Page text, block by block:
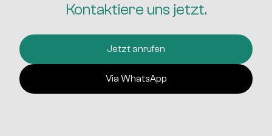
Kontaktiere uns jetzt.
Jetzt anrufen
Via WhatsApp